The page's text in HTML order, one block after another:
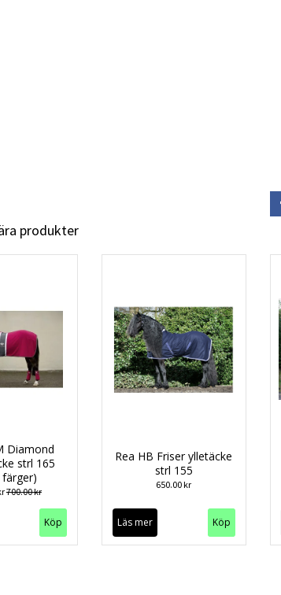
produkter
Diamond
strl 165
700.00 kr
Köp
Rea HB Friser ylletäcke
strl 155
650.00 kr
Läs mer